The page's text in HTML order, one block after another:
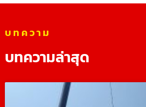
บทความ
บทความล่าสุด